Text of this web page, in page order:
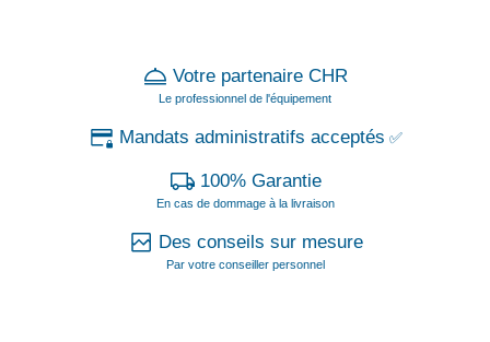
Votre partenaire CHR
Le professionnel de l'équipement
Mandats administratifs acceptés ✅
100% Garantie
En cas de dommage à la livraison
Des conseils sur mesure
Par votre conseiller personnel